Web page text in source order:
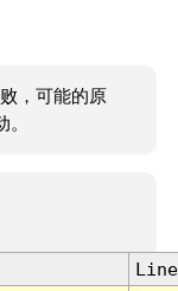
，可能的原
Line